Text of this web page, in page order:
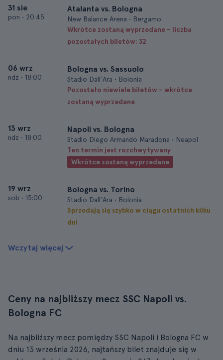
31 sie
pon • 20:45
Atalanta vs. Bologna
New Balance Arena • Bergamo
Wkrótce zostaną wyprzedane – liczba
pozostałych biletów: 32
06 wrz
ndz • 18:00
Bologna vs. Sassuolo
Stadio Dall'Ara • Bolonia
Pozostało niewiele biletów – wkrótce
zostaną wyprzedane
13 wrz
ndz • 18:00
Napoli vs. Bologna
Stadio Diego Armando Maradona • Neapol
Ten termin jest rozchwytywany
Wkrótce zostaną wyprzedane
19 wrz
sob • 15:00
Bologna vs. Torino
Stadio Dall'Ara • Bolonia
Sprzedają się szybko w ciągu ostatnich kilku
dni
Wczytaj więcej
Ceny na najbliższy mecz SSC Napoli vs.
Bologna FC
Na najbliższy mecz pomiędzy SSC Napoli i Bologna FC w
dniu 13 września 2026, najtańszy bilet znajduje się w